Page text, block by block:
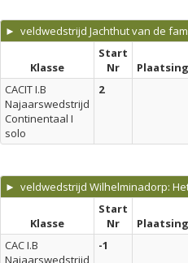
► veldwedstrijd Jachthut van de
Klasse
Start
Nr
Plaatsing
CACIT I.B
Najaarswedstrijd
Continentaal I
solo
2
► veldwedstrijd Wilhelminadorp:
Klasse
Start
Nr
Plaatsing
CAC I.B
Najaarswedstrijd
-1